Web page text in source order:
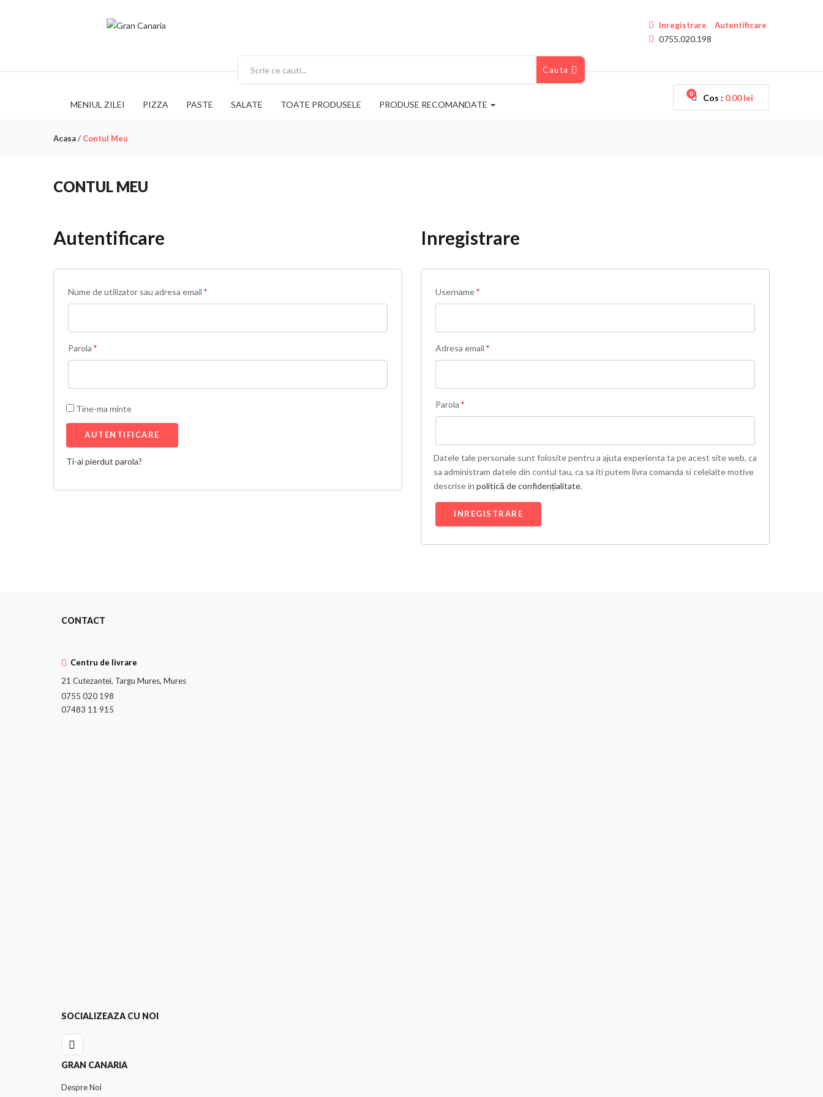
Inregistrare Autentificare
0755.020.198
Cauta
MENIUL ZILEI PIZZA PASTE SALATE TOATE PRODUSELE PRODUSE RECOMANDATE
Cos : 0.00lei
0
Acasa/ Contul Meu
CONTUL MEU
Autentificare
Nume de utilizator sau adresa email *
Parola *
Tine-ma minte
Ti-ai pierdut parola?
Inregistrare
Username*
Adresa email *
Parola *
Datele tale personale sunt folosite pentru a ajuta experienta ta pe acest site web, ca
sa administram datele din contul tau, ca sa iti putem livra comanda si celelalte motive
descrise in politică de confidențialitate.
CONTACT
Centru de livrare
21 Cutezantei, Targu Mures, Mures
0755 020 198
07483 11 915
SOCIALIZEAZA CU NOI
GRAN CANARIA
Despre Noi